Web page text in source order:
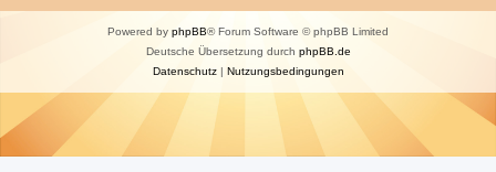
Powered by phpBB® Forum Software © phpBB Limited
Deutsche Übersetzung durch phpBB.de
Datenschutz| Nutzungsbedingungen